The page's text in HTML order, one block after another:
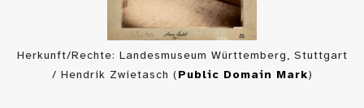
Herkunft/Rechte: Landesmuseum Württemberg, Stuttgart
/ Hendrik Zwietasch ( Public Domain Mark)